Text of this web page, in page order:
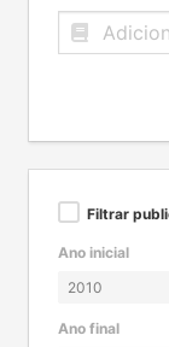
Filtrar
Ano inicial
Ano final